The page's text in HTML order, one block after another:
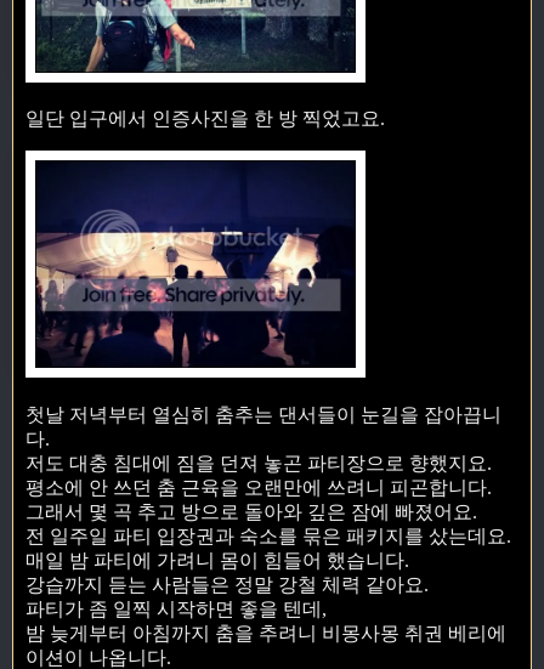
일단 입구에서 인증사진을 한 방 찍었고요.
첫날 저녁부터 열심히 춤추는 댄서들이 눈길을 잡아끕니
다.
저도 대충 침대에 짐을 던져 놓곤 파티장으로 향했지요.
평소에 안 쓰던 춤 근육을 오랜만에 쓰려니 피곤합니다.
그래서 몇 곡 추고 방으로 돌아와 깊은 잠에 빠졌어요.
전 일주일 파티 입장권과 숙소를 묶은 패키지를 샀는데요.
매일 밤 파티에 가려니 몸이 힘들어 했습니다.
강습까지 듣는 사람들은 정말 강철 체력 같아요.
파티가 좀 일찍 시작하면 좋을 텐데,
밤 늦게부터 아침까지 춤을 추려니 비몽사몽 취권 베리에
이션이 나옵니다.